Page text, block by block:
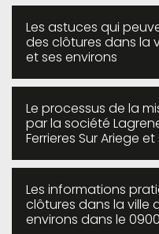
Les astuces qui
des clôtures dans la
et ses environs
Le processus de la
par la société
Ferrieres Sur Ariege
Les informations
clôtures dans la ville
environs dans le